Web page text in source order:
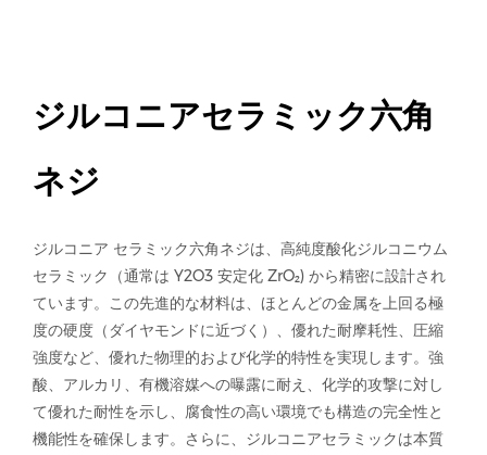
ジルコニアセラミック六角
ネジ
ジルコニア セラミック六角ネジは、高純度酸化ジルコニウム
セラミック（通常は Y2O3 安定化 ZrO₂) から精密に設計され
ています。この先進的な材料は、ほとんどの金属を上回る極
度の硬度（ダイヤモンドに近づく）、優れた耐摩耗性、圧縮
強度など、優れた物理的および化学的特性を実現します。強
酸、アルカリ、有機溶媒への曝露に耐え、化学的攻撃に対し
て優れた耐性を示し、腐食性の高い環境でも構造の完全性と
機能性を確保します。さらに、ジルコニアセラミックは本質